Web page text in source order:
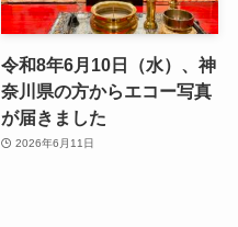
令和8年6月10日（水）、神
奈川県の方からエコー写真
が届きました
2026年6月11日